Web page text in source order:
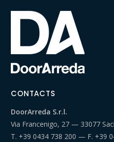
CONTACTS
DoorArreda S.r.l.
Via Francenigo, 27 — 33077
T. +39 0434 738 200 — F. +39